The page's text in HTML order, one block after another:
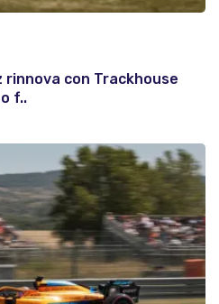
rinnova con Trackhouse
f..